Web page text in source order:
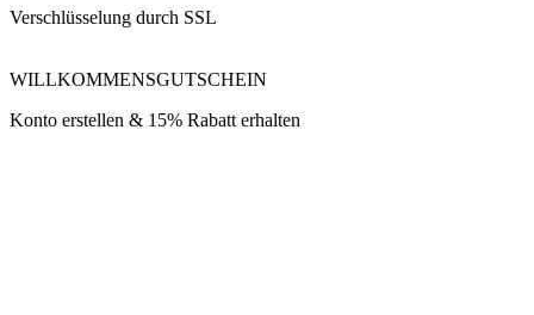
Verschlüsselung durch SSL
WILLKOMMENSGUTSCHEIN
Konto erstellen & 15% Rabatt erhalten